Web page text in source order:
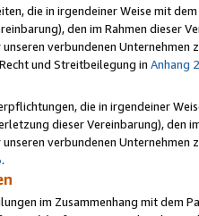
die in irgendeiner Weise mit
den im Rahmen dieser
verbundenen
und Streitbeilegung in Anhang 2
die in irgendeiner
dieser Vereinbarung), den
verbundenen
.
im Zusammenhang mit dem